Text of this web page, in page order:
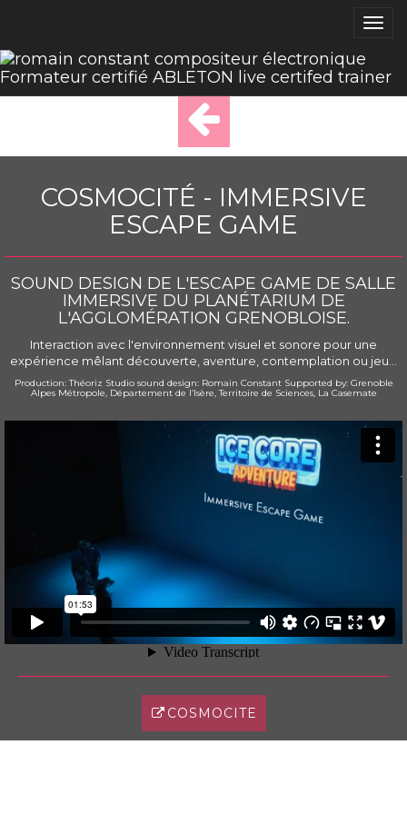
COSMOCITÉ - IMMERSIVE
ESCAPE GAME
SOUND DESIGN DE L'ESCAPE GAME DE SALLE
IMMERSIVE DU PLANÉTARIUM DE
L'AGGLOMÉRATION GRENOBLOISE.
Interaction avec l'environnement visuel et sonore pour une
expérience mêlant découverte, aventure, contemplation ou jeu...
Production: Théoriz Studio sound design: Romain Constant Supported by: Grenoble
Alpes Métropole, Département de l’Isère, Territoire de Sciences, La Casemate
COSMOCITE